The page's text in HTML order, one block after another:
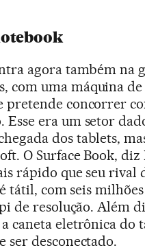
agora também na
com uma máquina de
pretende concorrer
Esse era um setor
dos tablets,
O Surface Book, diz
rápido que seu rival
tátil, com seis
de resolução. Além
caneta eletrônica do
ser desconectado.